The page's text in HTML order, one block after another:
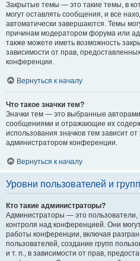
Закрытые темы — это такие темы, в
могут оставлять сообщения, и все
автоматически завершаются. Темы
причинам модератором форума или
также можете иметь возможность
зависимости от прав,
конференции.
Вернуться к началу
Что такое значки тем?
Значки тем — это выбранные
сообщениями и отражающие их
использования значков тем зависит
администратором конференции.
Вернуться к началу
Уровни пользователей и
Кто такие администраторы?
Администраторы — это
контроля над конференцией. Они
работы конференции, включая
пользователей, создание групп
и т. п., в зависимости от прав,